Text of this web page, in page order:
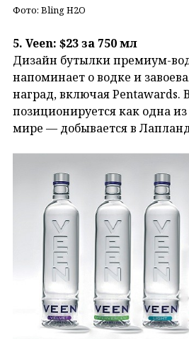
Фото: Bling H2O
5. Veen: $23 за 750 мл
Дизайн бутылки премиум-
напоминает о водке и
наград, включая Pentawards.
позиционируется как одна
мире — добывается в